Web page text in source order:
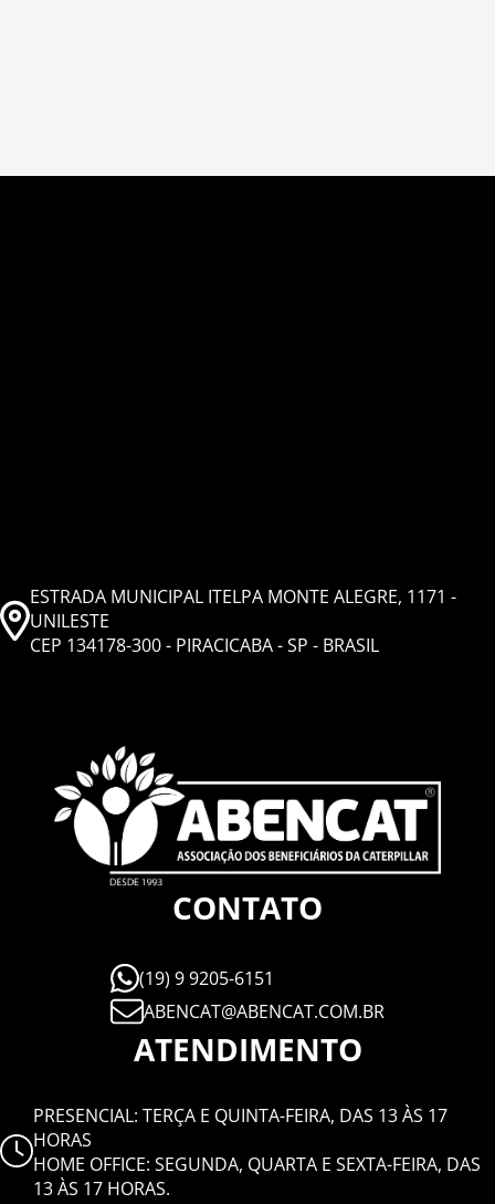
ESTRADA MUNICIPAL ITELPA MONTE ALEGRE, 1171 -
UNILESTE
CEP 134178-300 - PIRACICABA - SP - BRASIL
CONTATO
(19) 9 9205-6151
ABENCAT@ABENCAT.COM.BR
ATENDIMENTO
PRESENCIAL: TERÇA E QUINTA-FEIRA, DAS 13 ÀS 17
HORAS
HOME OFFICE: SEGUNDA, QUARTA E SEXTA-FEIRA, DAS
13 ÀS 17 HORAS.